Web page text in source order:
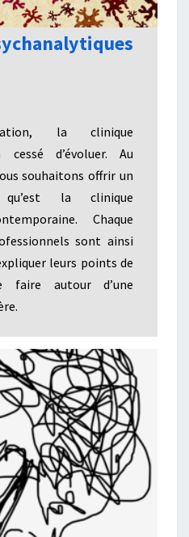
la clinique
cessé d’évoluer. Au
souhaitons offrir un
la clinique
Chaque
sont ainsi
leurs points de
autour d’une